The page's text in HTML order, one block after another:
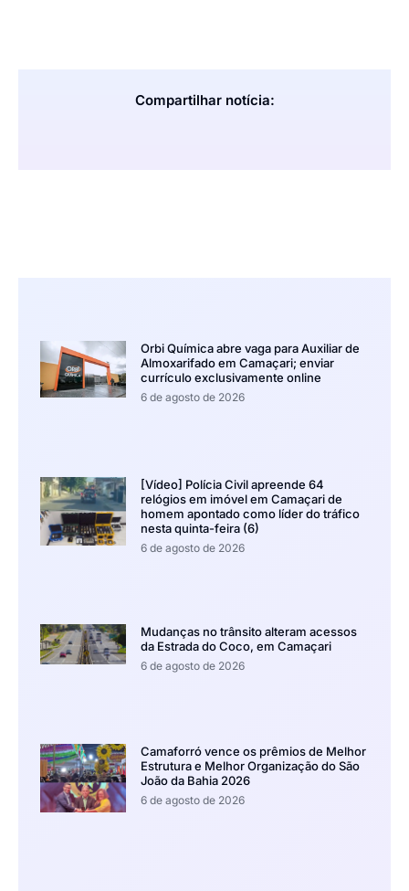
Compartilhar notícia:
Orbi Química abre vaga para Auxiliar de
Almoxarifado em Camaçari; enviar
currículo exclusivamente online
6 de agosto de 2026
[Vídeo] Polícia Civil apreende 64
relógios em imóvel em Camaçari de
homem apontado como líder do tráfico
nesta quinta-feira (6)
6 de agosto de 2026
Mudanças no trânsito alteram acessos
da Estrada do Coco, em Camaçari
6 de agosto de 2026
Camaforró vence os prêmios de Melhor
Estrutura e Melhor Organização do São
João da Bahia 2026
6 de agosto de 2026